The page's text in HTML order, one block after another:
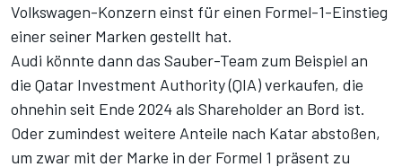
Volkswagen-Konzern einst für einen Formel-1-Einstieg
einer seiner Marken gestellt hat.
Audi könnte dann das Sauber-Team zum Beispiel an
die Qatar Investment Authority (QIA) verkaufen, die
ohnehin seit Ende 2024 als Shareholder an Bord ist.
Oder zumindest weitere Anteile nach Katar abstoßen,
um zwar mit der Marke in der Formel 1 präsent zu